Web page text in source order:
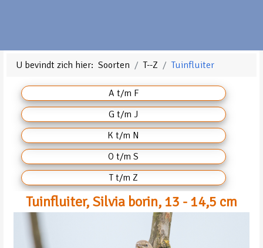
U bevindt zich hier:Soorten T--Z Tuinfluiter
A t/m F
G t/m J
K t/m N
O t/m S
T t/m Z
Tuinfluiter, Silvia borin, 13 - 14,5 cm